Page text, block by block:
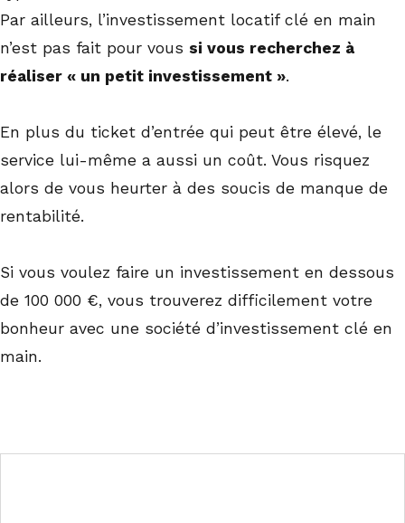
Par ailleurs, l’investissement locatif clé en main
n’est pas fait pour vous si vous recherchez à
réaliser « un petit investissement ».
En plus du ticket d’entrée qui peut être élevé, le
service lui-même a aussi un coût. Vous risquez
alors de vous heurter à des soucis de manque de
rentabilité.
Si vous voulez faire un investissement en dessous
de 100 000 €, vous trouverez difficilement votre
bonheur avec une société d’investissement clé en
main.